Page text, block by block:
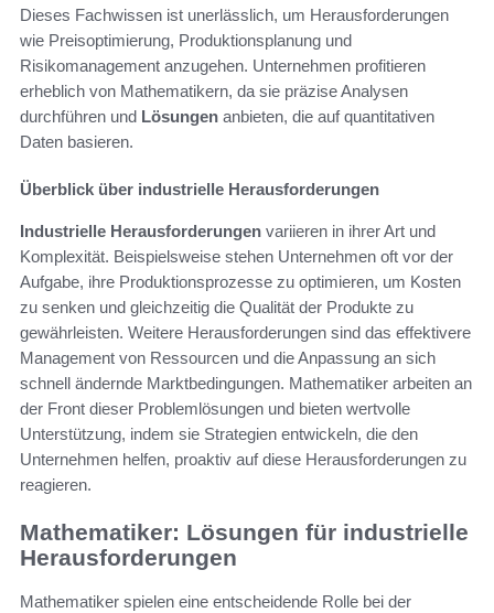
Dieses Fachwissen ist unerlässlich, um Herausforderungen
wie Preisoptimierung, Produktionsplanung und
Risikomanagement anzugehen. Unternehmen profitieren
erheblich von Mathematikern, da sie präzise Analysen
durchführen und Lösungen anbieten, die auf quantitativen
Daten basieren.
Überblick über industrielle Herausforderungen
Industrielle Herausforderungen variieren in ihrer Art und
Komplexität. Beispielsweise stehen Unternehmen oft vor der
Aufgabe, ihre Produktionsprozesse zu optimieren, um Kosten
zu senken und gleichzeitig die Qualität der Produkte zu
gewährleisten. Weitere Herausforderungen sind das effektivere
Management von Ressourcen und die Anpassung an sich
schnell ändernde Marktbedingungen. Mathematiker arbeiten an
der Front dieser Problemlösungen und bieten wertvolle
Unterstützung, indem sie Strategien entwickeln, die den
Unternehmen helfen, proaktiv auf diese Herausforderungen zu
reagieren.
Mathematiker: Lösungen für industrielle
Herausforderungen
Mathematiker spielen eine entscheidende Rolle bei der